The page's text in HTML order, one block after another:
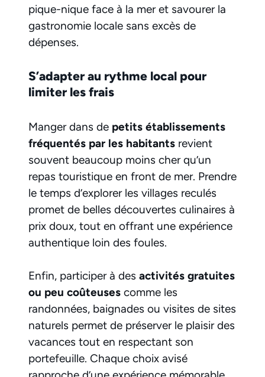
pique-nique face à la mer et savourer la
gastronomie locale sans excès de
dépenses.
S’adapter au rythme local pour
limiter les frais
Manger dans de petits établissements
fréquentés par les habitants revient
souvent beaucoup moins cher qu’un
repas touristique en front de mer. Prendre
le temps d’explorer les villages reculés
promet de belles découvertes culinaires à
prix doux, tout en offrant une expérience
authentique loin des foules.
Enfin, participer à des activités gratuites
ou peu coûteuses comme les
randonnées, baignades ou visites de sites
naturels permet de préserver le plaisir des
vacances tout en respectant son
portefeuille. Chaque choix avisé